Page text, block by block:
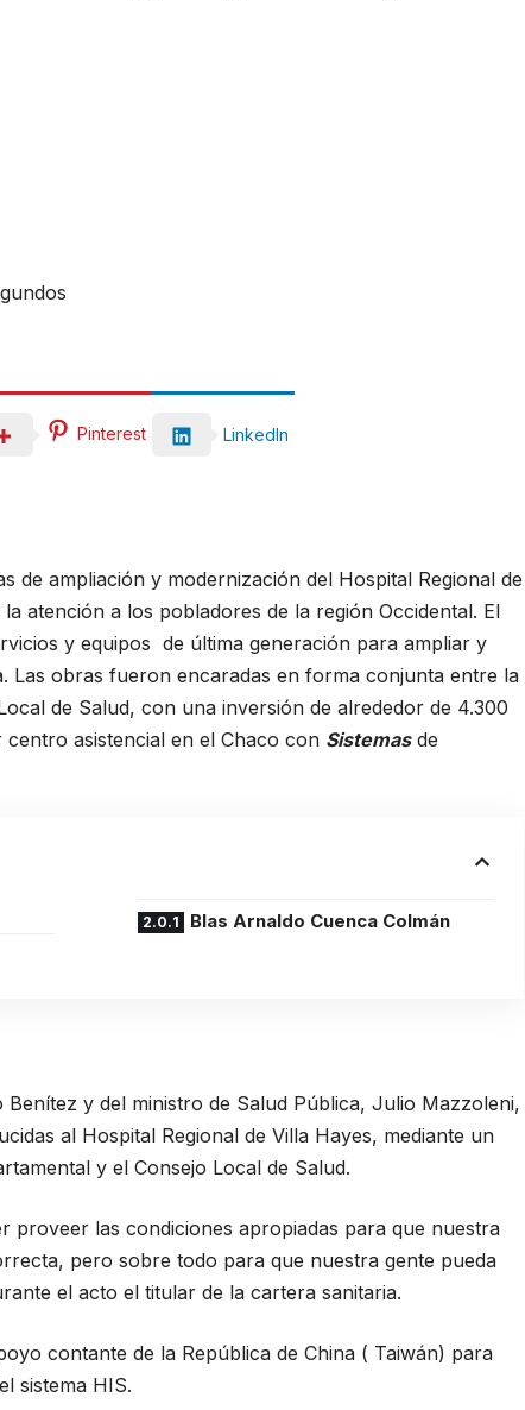
Pinterest LinkedIn
de ampliación y modernización del Hospital Regional de
atención a los pobladores de la región Occidental. El
y equipos de última generación para ampliar y
Las obras fueron encaradas en forma conjunta entre la
de Salud, con una inversión de alrededor de 4.300
asistencial en el Chaco con Sistemasde
Blas Arnaldo Cuenca Colmán
y del ministro de Salud Pública, Julio Mazzoleni,
al Hospital Regional de Villa Hayes, mediante un
y el Consejo Local de Salud.
proveer las condiciones apropiadas para que nuestra
pero sobre todo para que nuestra gente pueda
el acto el titular de la cartera sanitaria.
contante de la República de China ( Taiwán) para
sistema HIS.